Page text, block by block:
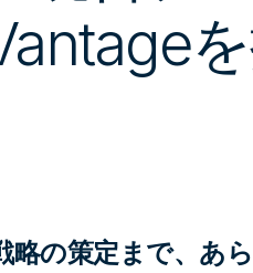
略の策定まで、あ